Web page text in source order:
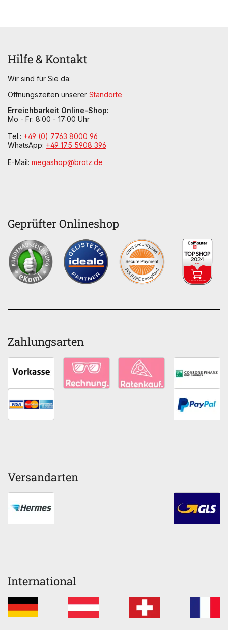
Hilfe & Kontakt
Wir sind für Sie da:
Öffnungszeiten unserer Standorte
Erreichbarkeit Online-Shop:
Mo - Fr: 8:00 - 17:00 Uhr
Tel.: +49 (0) 7763 8000 96
WhatsApp: +49 175 5908 396
E-Mail: megashop@brotz.de
Geprüfter Onlineshop
Zahlungsarten
Versandarten
International